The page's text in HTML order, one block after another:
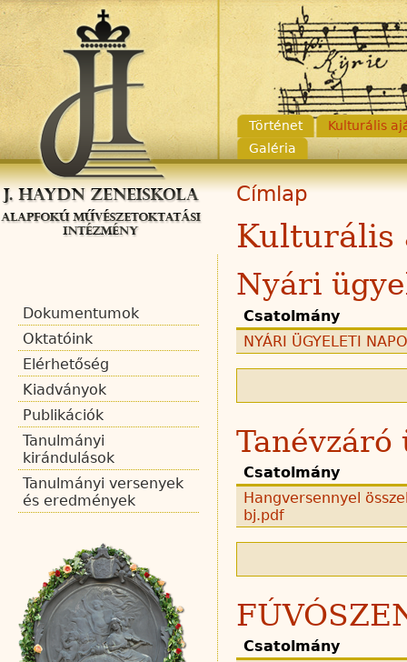
Történet
Kulturális
Galéria
Címlap
Kulturális
Nyári
Csatolmány
NYÁRI ÜGYELETI
Tanévzáró
Csatolmány
Hangversennyel
bj.pdf
Csatolmány
Dokumentumok
Oktatóink
Elérhetőség
Kiadványok
Publikációk
Tanulmányi
kirándulások
Tanulmányi versenyek
és eredmények